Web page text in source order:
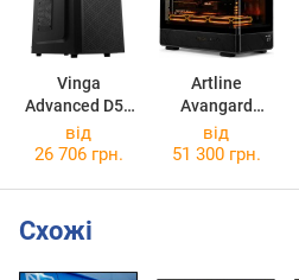
Vinga
Advanced D57
Advanced D5765
Artline
Avangard
Avangard RX
від
26 706 грн.
від
51 300 грн.
Схожі